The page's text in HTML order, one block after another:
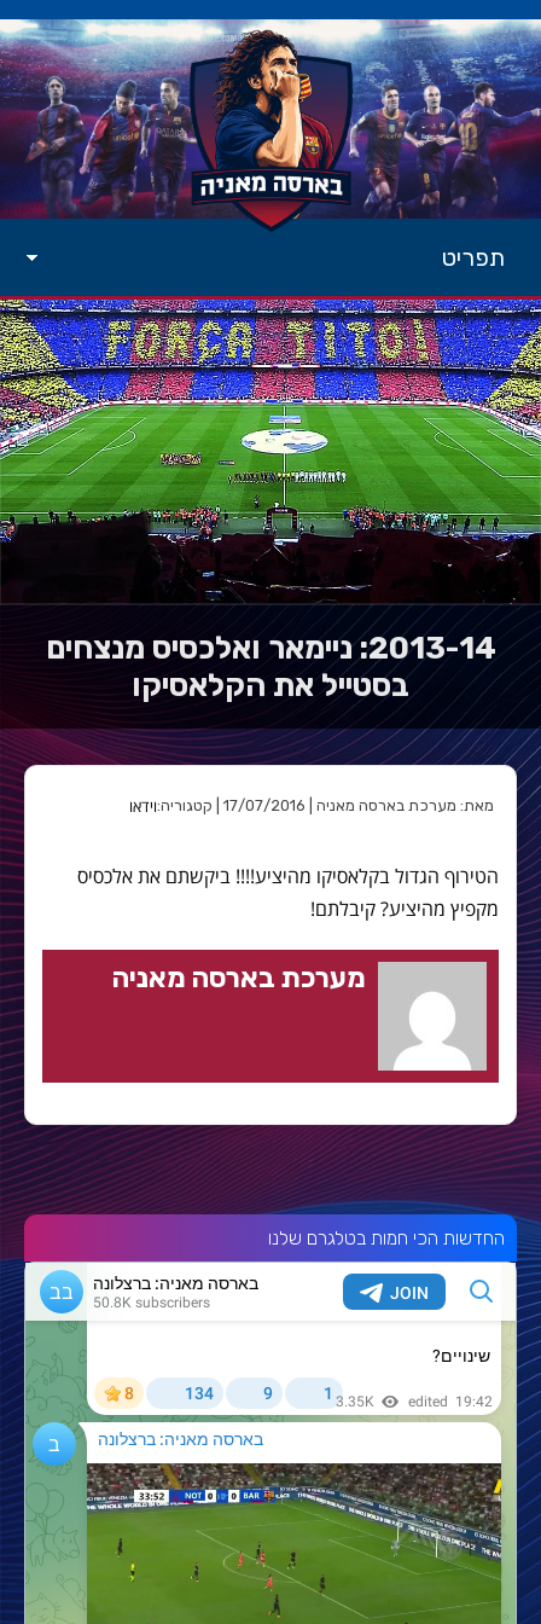
תפריט
2013-14: ניימאר ואלכסיס מנצחים
בסטייל את הקלאסיקו
מאת: מערכת בארסה מאניה | 17/07/2016 | קטגוריה: וידאו
הטירוף הגדול בקלאסיקו מהיציע!!!! ביקשתם את אלכסיס
מקפיץ מהיציע? קיבלתם!
מערכת בארסה מאניה
החדשות הכי חמות בטלגרם שלנו